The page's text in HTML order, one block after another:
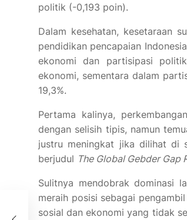
politik (-0,193 poin).
Dalam kesehatan, kesetaraan
pendidikan pencapaian
ekonomi dan partisipasi
ekonomi, sementara dalam
19,3%.
Pertama kalinya,
dengan selisih tipis, namun
justru meningkat jika dilihat di
berjudul The Global Gebder Gap
Sulitnya mendobrak dominasi
meraih posisi sebagai
sosial dan ekonomi yang tidak